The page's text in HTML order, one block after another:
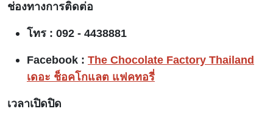
ช่องทางการติดต่อ
โทร : 092 - 4438881
Facebook : The Chocolate Factory Thailand
เดอะ ช็อคโกแลต แฟคทอรี่
เวลาเปิดปิด